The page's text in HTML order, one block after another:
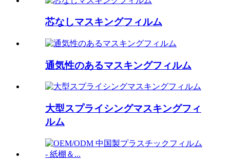
芯なしマスキングフィルム
通気性のあるマスキングフィルム
大型スプライシングマスキングフィ
ルム